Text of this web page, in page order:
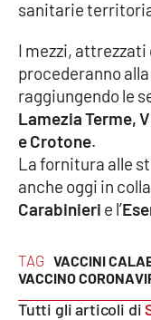
Cronaca
Cultura
Economia e
Politica
Sanità
Società
TAG VACCINI
VACCINO
Tutti gli articoli di
sanitarie
I mezzi,
procederanno
raggiungendo le
Lamezia Terme,
e Crotone.
La fornitura alle
anche oggi in
Carabinieri e l’